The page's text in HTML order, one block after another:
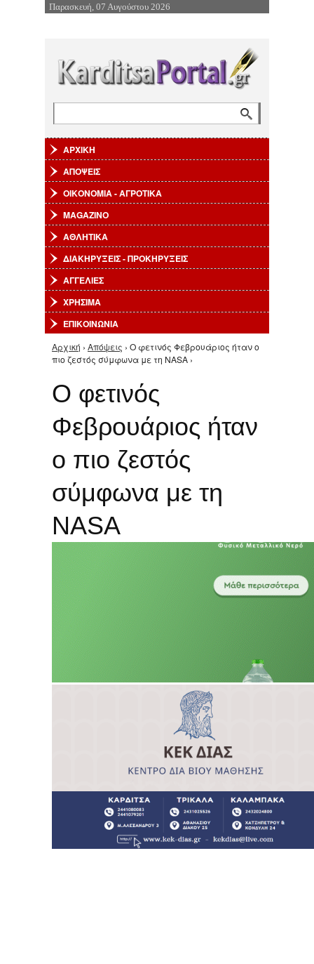
Επιστροφή στην Πλοήγηση
Παρασκευή, 07 Αυγούστου 2026
ΑΡΧΙΚΗ
ΑΠΟΨΕΙΣ
ΟΙΚΟΝΟΜΙΑ - ΑΓΡΟΤΙΚΑ
MAGAZINO
ΑΘΛΗΤΙΚΑ
ΔΙΑΚΗΡΥΞΕΙΣ - ΠΡΟΚΗΡΥΞΕΙΣ
ΑΓΓΕΛΙΕΣ
ΧΡΗΣΙΜΑ
ΕΠΙΚΟΙΝΩΝΙΑ
Είστε εδώ
Αρχική › Απόψεις › Ο φετινός Φεβρουάριος ήταν ο
πιο ζεστός σύμφωνα με τη NASA ›
Ο φετινός
Φεβρουάριος ήταν
ο πιο ζεστός
σύμφωνα με τη
NASA